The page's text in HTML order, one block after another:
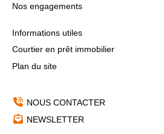
Nos engagements
Informations utiles
Courtier en prêt immobilier
Plan du site
NOUS CONTACTER
NEWSLETTER